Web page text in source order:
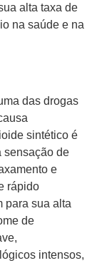
alta taxa de
na saúde e na
das drogas
sintético é
sensação de
e
rápido
para sua alta
de
intensos,